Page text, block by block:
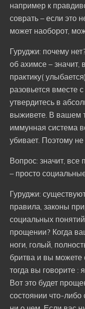
например к
соврать – если это
может наоборот,
Гуруджи: почему
об ахимсе – значит,
практику(
разовьется вместе
утвердитесь в
выживете. В вашем
иммунная система
убивает. Поэтому
Вопрос: значит,
– просто
Гуруджи:
правила, законы
социальных
прощении? Когда
ноги, голый,
бритва и вы можете
тогда вы говорите
Вот это будет
состоянии что-либо